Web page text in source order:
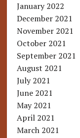
January 2022
December 2021
November 2021
October 2021
September 2021
August 2021
July 2021
June 2021
May 2021
April 2021
March 2021